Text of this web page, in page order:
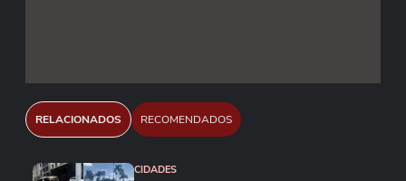
RELACIONADOS RECOMENDADOS
CIDADES